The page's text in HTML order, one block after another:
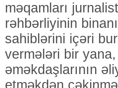
məqamları
rəhbərliyinin
sahiblərini içəri
vermələri bir
əməkdaşlarının
etməkdən